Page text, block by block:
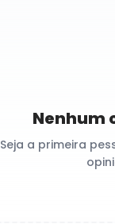
Nenhum
Seja a primeira